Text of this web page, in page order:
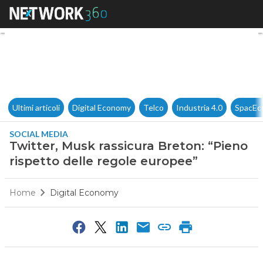
Twitter, Musk rassicura
Ultimi articoli Digital Economy Telco Industria 4.0
SOCIAL MEDIA
Twitter, Musk rassicura Breton: “Pieno
rispetto delle regole europee”
Home Digital Economy